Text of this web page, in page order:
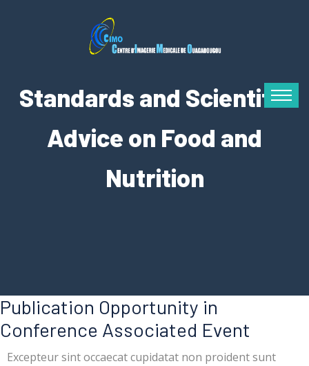
Standards and Scientific
Advice on Food and
Nutrition
Publication Opportunity in
Conference Associated Event
Excepteur sint occaecat cupidatat non proident sunt